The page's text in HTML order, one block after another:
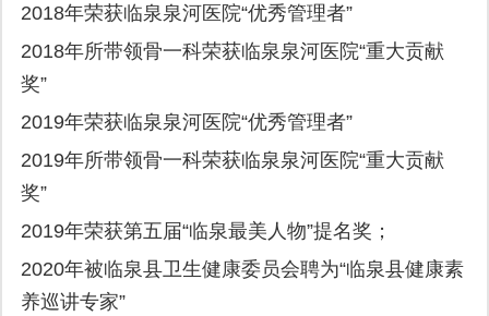
2018年荣获临泉泉河医院“优秀管理者”
2018年所带领骨一科荣获临泉泉河医院“重大贡献
奖”
2019年荣获临泉泉河医院“优秀管理者”
2019年所带领骨一科荣获临泉泉河医院“重大贡献
奖”
2019年荣获第五届“临泉最美人物”提名奖；
2020年被临泉县卫生健康委员会聘为“临泉县健康素
养巡讲专家”